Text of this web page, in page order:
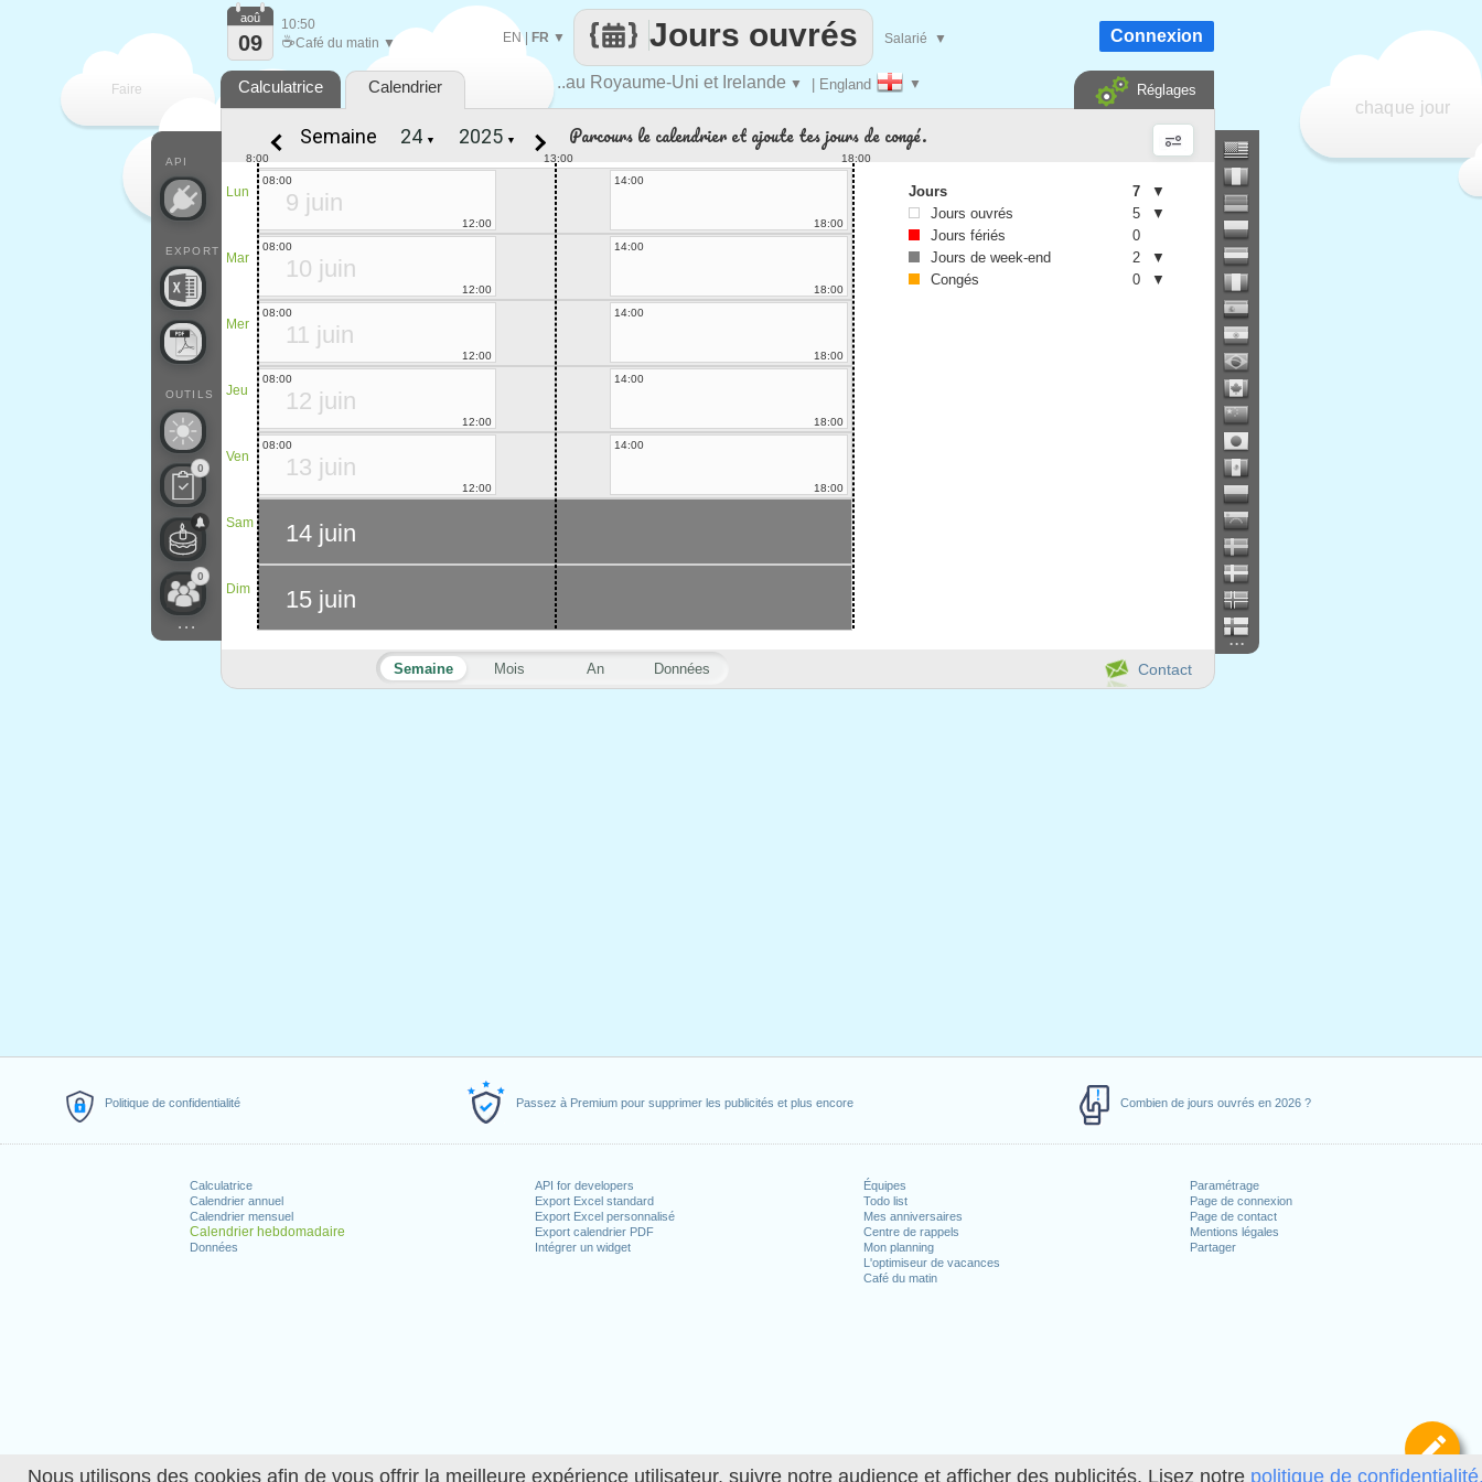
Nous utilisons des cookies afin de vous offrir la meilleure expérience utilisateur, suivre notre audience et afficher des publicités. Lisez notre politique de
Politique de confidentialité Passez à Premium pour supprimer les publicités et plus encore Combien de jours ouvrés en 2026 ?
Calculatrice
Calendrier annuel
Calendrier mensuel
Calendrier hebdomadaire
Données
API for developers
Export Excel standard
Export Excel personnalisé
Export calendrier PDF
Intégrer un widget
Équipes
Todo list
Mes anniversaires
Centre de rappels
Mon planning
L'optimiseur de vacances
Café du matin
Paramétrage
Page de connexion
Page de contact
Mentions légales
Partager
Faire
que
chaque jour
..au Royaume-Uni et Irelande ▼ | England ▼
Jours ouvrés
EN| FR ▼ Salarié ▼
API
EXPORT
OUTILS
0
0
...
aoû
09
10:50
☕Café du matin ▼ Connexion
Calculatrice Calendrier Réglages
...
Contact
Semaine Mois An Données
Semaine ▼ ▼ Parcours le calendrier et ajoute tes jours de congé.
Lun
Mar
Mer
Jeu
Ven
Sam
Dim
13:00
8:00 18:00
9 juin
08:00
12:00
14:00
18:00
10 juin
08:00
12:00
14:00
18:00
11 juin
08:00
12:00
14:00
18:00
12 juin
08:00
12:00
14:00
18:00
13 juin
08:00
12:00
14:00
18:00
14 juin
15 juin
Jours 7
▼
Jours ouvrés
5
▼
Jours fériés
0
Jours de week-end
2
▼
Congés
0 ▼